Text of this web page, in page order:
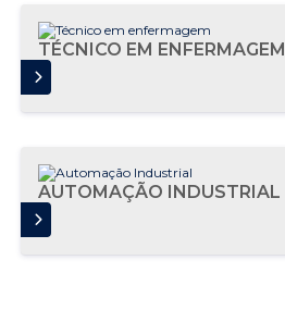
TÉCNICO EM ENFERMAGEM
AUTOMAÇÃO INDUSTRIAL